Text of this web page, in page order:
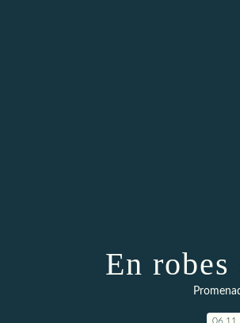
En robes